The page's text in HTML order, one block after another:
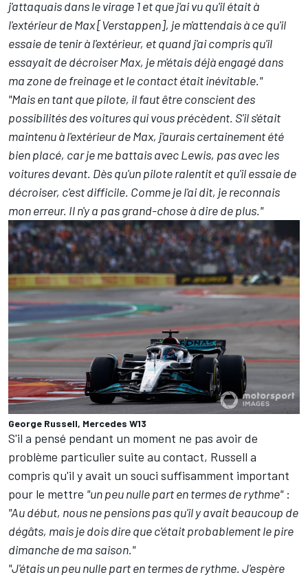
j'attaquais dans le virage 1 et que j'ai vu qu'il était à
l'extérieur de Max [Verstappen], je m'attendais à ce qu'il
essaie de tenir à l'extérieur, et quand j'ai compris qu'il
essayait de décroiser Max, je m'étais déjà engagé dans
ma zone de freinage et le contact était inévitable."
"Mais en tant que pilote, il faut être conscient des
possibilités des voitures qui vous précèdent. S'il s'était
maintenu à l'extérieur de Max, j'aurais certainement été
bien placé, car je me battais avec Lewis, pas avec les
voitures devant. Dès qu'un pilote ralentit et qu'il essaie de
décroiser, c'est difficile. Comme je l'ai dit, je reconnais
mon erreur. Il n'y a pas grand-chose à dire de plus."
George Russell, Mercedes W13
S'il a pensé pendant un moment ne pas avoir de
problème particulier suite au contact, Russell a
compris qu'il y avait un souci suffisamment important
pour le mettre "un peu nulle part en termes de rythme":
"Au début, nous ne pensions pas qu'il y avait beaucoup de
dégâts, mais je dois dire que c'était probablement le pire
dimanche de ma saison."
"J'étais un peu nulle part en termes de rythme. J'espère